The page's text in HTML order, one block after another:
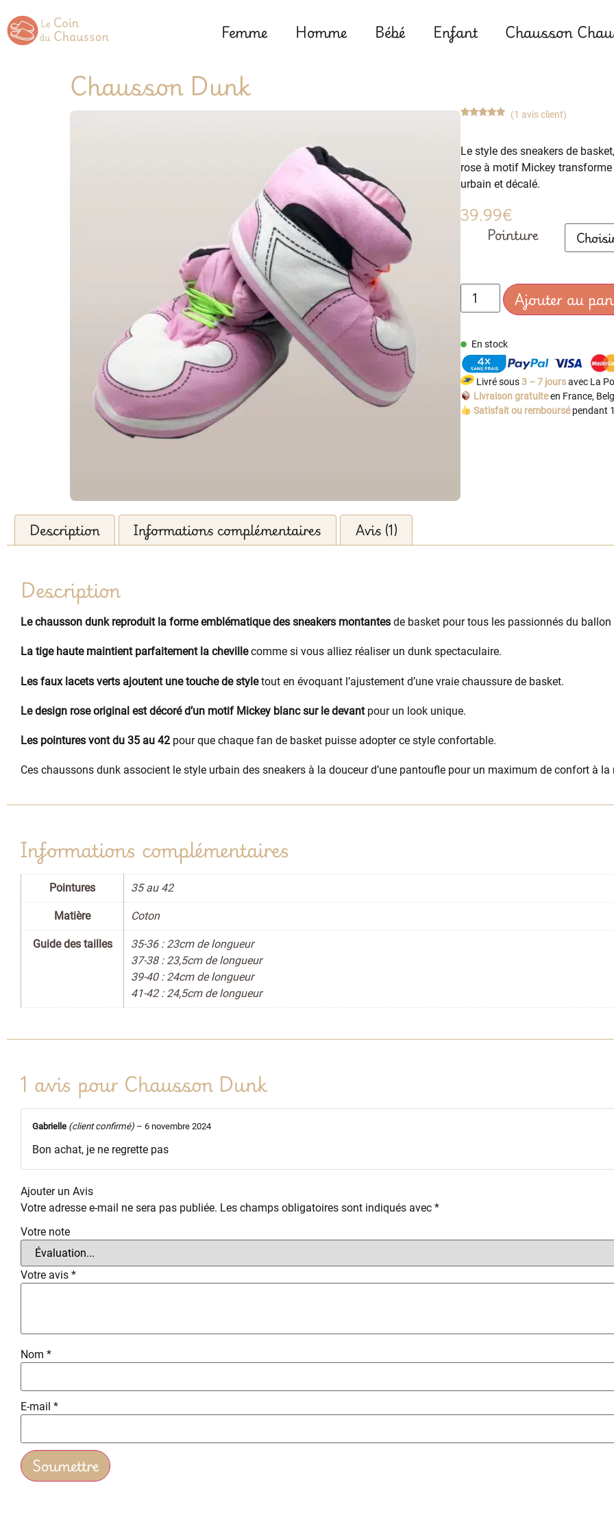
Femme Homme Bébé Enfant Chausson
Chausson Dunk
notation
client
(1 avis client)
Le style des sneakers de
rose à motif Mickey
urbain et décalé.
39.99€
Pointure
Ajouter au
En stock
Livré sous3 – 7 joursavec La
Livraison gratuiteen France,
Satisfait ou remboursépendant
Description Informations complémentaires Avis (1)
Description
Le chausson dunk reproduit la forme emblématique des sneakers montantes de basket pour tous les passionnés du ballon
La tige haute maintient parfaitement la chevillecomme si vous alliez réaliser un dunk spectaculaire.
Les faux lacets verts ajoutent une touche de styletout en évoquant l’ajustement d’une vraie chaussure de basket.
Le design rose original est décoré d’un motif Mickey blanc sur le devantpour un look unique.
Les pointures vont du 35 au 42 pour que chaque fan de basket puisse adopter ce style confortable.
Ces chaussons dunk associent le style urbain des sneakers à la douceur d’une pantoufle pour un maximum de confort à la
Informations complémentaires
Pointures 35 au 42
Matière Coton
Guide des tailles
35-36 : 23cm de longueur
37-38 : 23,5cm de longueur
39-40 : 24cm de longueur
41-42 : 24,5cm de longueur
1 avis pour Chausson Dunk
Gabrielle (client confirmé) – 6 novembre 2024
Bon achat, je ne regrette pas
Ajouter un Avis
Votre adresse e-mail ne sera pas publiée. Les champs obligatoires sont indiqués avec *
Votre note
Votre avis *
Nom *
E-mail *